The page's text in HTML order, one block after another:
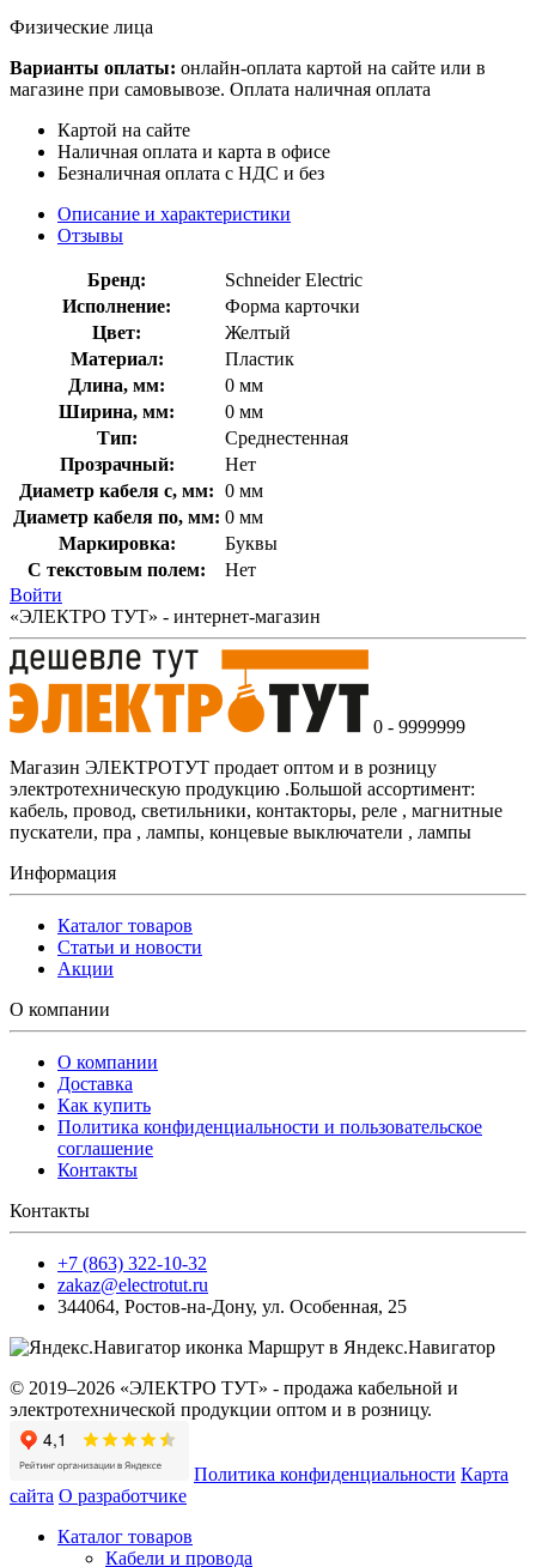
Физические лица
Варианты оплаты: онлайн-оплата картой на сайте или в
магазине при самовывозе. Оплата наличная оплата
Картой на сайте
Наличная оплата и карта в офисе
Безналичная оплата с НДС и без
Описание и характеристики
Отзывы
Бренд:
Schneider Electric
Исполнение:
Форма карточки
Цвет:
Желтый
Материал:
Пластик
Длина, мм:
0 мм
Ширина, мм:
0 мм
Тип:
Среднестенная
Прозрачный:
Нет
Диаметр кабеля с, мм: 0 мм
Диаметр кабеля по, мм: 0 мм
Маркировка:
Буквы
С текстовым полем:
Нет
Войти
«ЭЛЕКТРО ТУТ» - интернет-магазин
0 - 9999999
Магазин ЭЛЕКТРОТУТ продает оптом и в розницу
электротехническую продукцию .Большой ассортимент:
кабель, провод, светильники, контакторы, реле , магнитные
пускатели, пра , лампы, концевые выключатели , лампы
Информация
Каталог товаров
Статьи и новости
Акции
О компании
О компании
Доставка
Как купить
Политика конфиденциальности и пользовательское
соглашение
Контакты
Контакты
+7 (863) 322-10-32
zakaz@electrotut.ru
344064, Ростов-на-Дону, ул. Особенная, 25
Маршрут в Яндекс.Навигатор
© 2019–2026 «ЭЛЕКТРО ТУТ» - продажа кабельной и
электротехнической продукции оптом и в розницу.
Политика конфиденциальности Карта
сайта О разработчике
Каталог товаров
Кабели и провода